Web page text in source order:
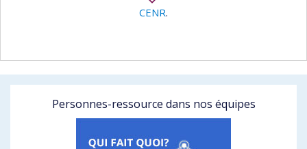
CENR.
Personnes-ressource dans nos équipes